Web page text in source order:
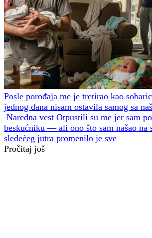
Posle porođaja me je tretirao kao
jednog dana nisam ostavila samog sa
Naredna vest Otpustili su me jer sam
beskućniku — ali ono što sam našao na
sledećeg jutra promenilo je sve
Pročitaj još